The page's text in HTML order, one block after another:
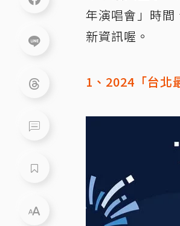
年演唱會」時
新資訊喔。
1、2024「台北